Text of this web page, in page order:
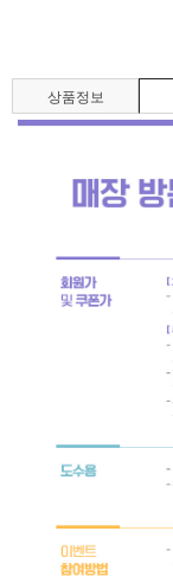
상품정보